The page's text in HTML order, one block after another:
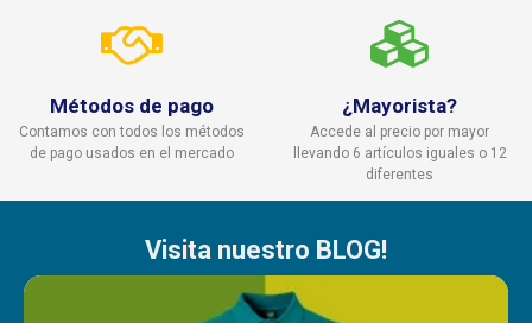
Métodos de pago
Contamos con todos los métodos
de pago usados en el mercado
¿Mayorista?
Accede al precio por mayor
llevando 6 artículos iguales o 12
diferentes
Visita nuestro BLOG!